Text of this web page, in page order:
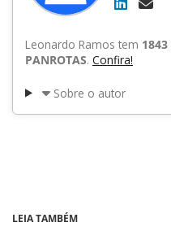
Leonardo Ramos tem 1843
PANROTAS. Confira!
Sobre o autor
LEIA TAMBÉM